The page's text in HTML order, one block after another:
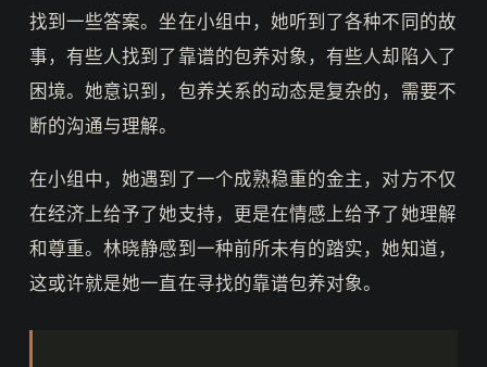
找到一些答案。坐在小组中，她听到了各种不同的故
事，有些人找到了靠谱的包养对象，有些人却陷入了
困境。她意识到，包养关系的动态是复杂的，需要不
断的沟通与理解。
在小组中，她遇到了一个成熟稳重的金主，对方不仅
在经济上给予了她支持，更是在情感上给予了她理解
和尊重。林晓静感到一种前所未有的踏实，她知道，
这或许就是她一直在寻找的靠谱包养对象。